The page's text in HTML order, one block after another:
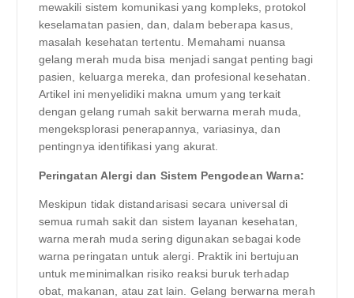
mewakili sistem komunikasi yang kompleks, protokol
keselamatan pasien, dan, dalam beberapa kasus,
masalah kesehatan tertentu. Memahami nuansa
gelang merah muda bisa menjadi sangat penting bagi
pasien, keluarga mereka, dan profesional kesehatan.
Artikel ini menyelidiki makna umum yang terkait
dengan gelang rumah sakit berwarna merah muda,
mengeksplorasi penerapannya, variasinya, dan
pentingnya identifikasi yang akurat.
Peringatan Alergi dan Sistem Pengodean Warna:
Meskipun tidak distandarisasi secara universal di
semua rumah sakit dan sistem layanan kesehatan,
warna merah muda sering digunakan sebagai kode
warna peringatan untuk alergi. Praktik ini bertujuan
untuk meminimalkan risiko reaksi buruk terhadap
obat, makanan, atau zat lain. Gelang berwarna merah